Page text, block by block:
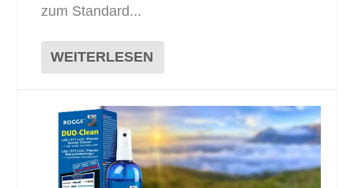
zum Standard...
WEITERLESEN